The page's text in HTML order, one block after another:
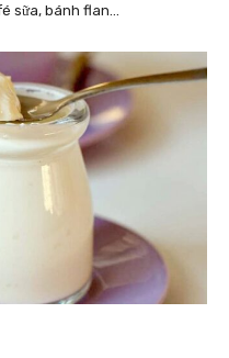
sữa, bánh flan…